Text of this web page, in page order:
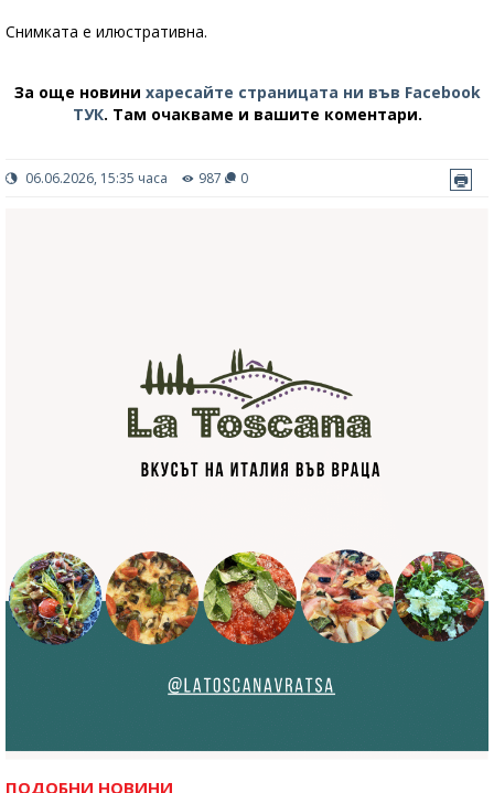
Снимката е илюстративна.
За още новини харесайте страницата ни във Facebook
ТУК. Там очакваме и вашите коментари.
06.06.2026, 15:35 часа 987 0
ПОДОБНИ НОВИНИ